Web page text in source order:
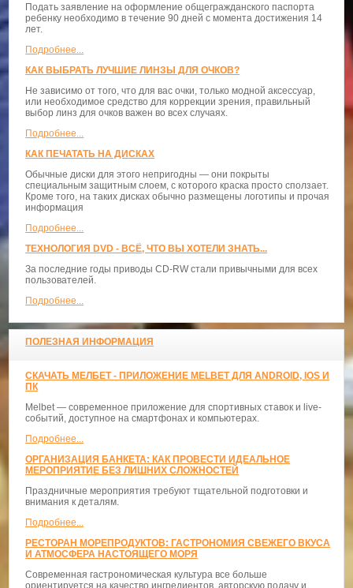
Подать заявление на оформление общегражданского паспорта
ребенку необходимо в течение 90 дней с момента достижения 14
лет.
Подробнее...
КАК ВЫБРАТЬ ЛУЧШИЕ ЛИНЗЫ ДЛЯ ОЧКОВ?
Не зависимо от того, что для вас очки, только модной аксессуар,
или необходимое средство для коррекции зрения, правильный
выбор линз для очков важен во всех случаях.
Подробнее...
КАК ПЕЧАТАТЬ НА ДИСКАХ
Обычные диски для этого непригодны — они покрыты
специальным защитным слоем, с которого краска просто сползает.
Кроме того, на таких дисках обычно размещены логотипы и прочая
информация
Подробнее...
ТЕХНОЛОГИЯ DVD - ВСЁ, ЧТО ВЫ ХОТЕЛИ ЗНАТЬ...
За последние годы приводы CD-RW стали привычными для всех
пользователей.
Подробнее...
ПОЛЕЗНАЯ ИНФОРМАЦИЯ
СКАЧАТЬ МЕЛБЕТ - ПРИЛОЖЕНИЕ MELBET ДЛЯ ANDROID, IOS И
ПК
Melbet — современное приложение для спортивных ставок и live-
событий, доступное на смартфонах и компьютерах.
Подробнее...
ОРГАНИЗАЦИЯ БАНКЕТА: КАК ПРОВЕСТИ ИДЕАЛЬНОЕ
МЕРОПРИЯТИЕ БЕЗ ЛИШНИХ СЛОЖНОСТЕЙ
Праздничные мероприятия требуют тщательной подготовки и
внимания к деталям.
Подробнее...
РЕСТОРАН МОРЕПРОДУКТОВ: ГАСТРОНОМИЯ СВЕЖЕГО ВКУСА
И АТМОСФЕРА НАСТОЯЩЕГО МОРЯ
Современная гастрономическая культура все больше
ориентируется на качество ингредиентов, авторскую подачу и